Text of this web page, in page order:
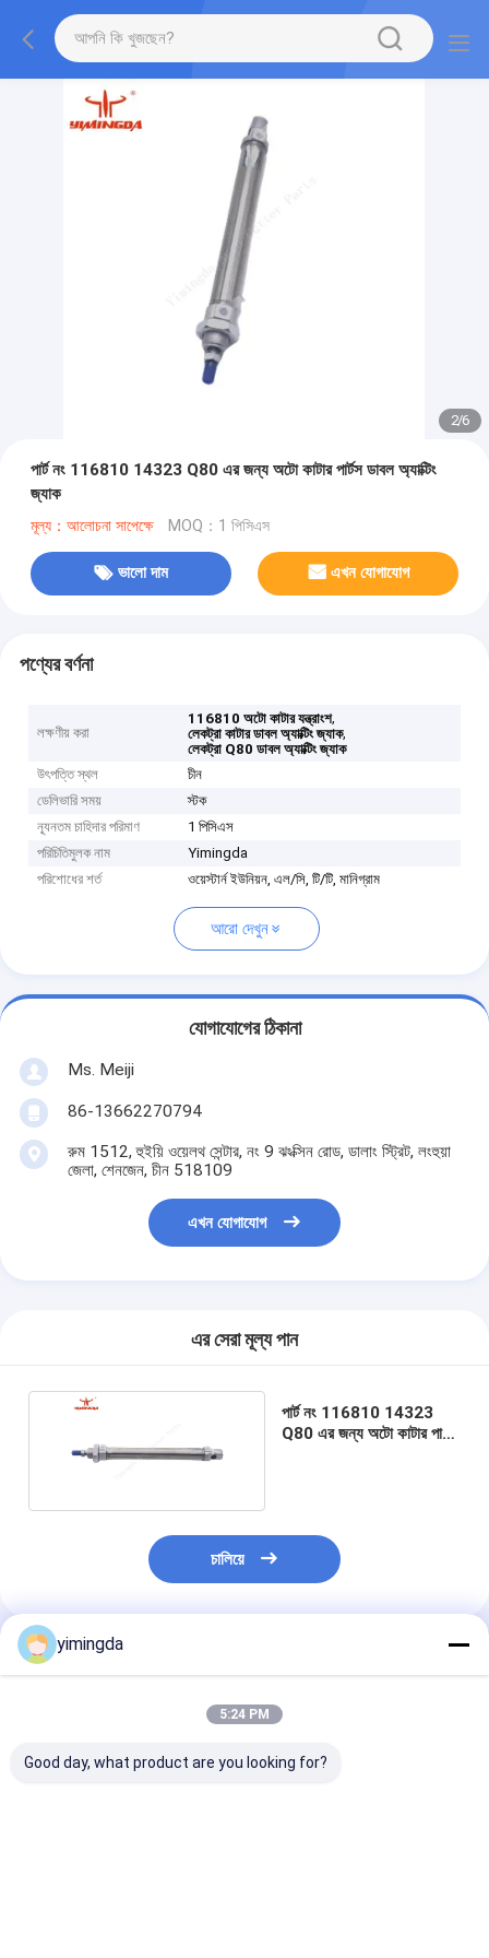
2/6
পার্ট নং 116810 14323 Q80 এর জন্য অটো কাটার পার্টস ডাবল অ্যাক্টিং
জ্যাক
মূল্য：আলোচনা সাপেক্ষে MOQ：1 পিসিএস
ভালো দাম এখন যোগাযোগ
পণ্যের বর্ণনা
লক্ষণীয় করা
116810 অটো কাটার যন্ত্রাংশ,
লেকট্রা কাটার ডাবল অ্যাক্টিং জ্যাক,
লেকট্রা Q80 ডাবল অ্যাক্টিং জ্যাক
উৎপত্তি স্থল
চীন
ডেলিভারি সময়
স্টক
ন্যূনতম চাহিদার পরিমাণ
1 পিসিএস
পরিচিতিমুলক নাম
Yimingda
পরিশোধের শর্ত
ওয়েস্টার্ন ইউনিয়ন, এল/সি, টি/টি, মানিগ্রাম
আরো দেখুন
যোগাযোগের ঠিকানা
Ms. Meiji
86-13662270794
রুম 1512, হুইয়ি ওয়েলথ সেন্টার, নং 9 ঝংক্সিন রোড, ডালাং স্ট্রিট, লংহুয়া
জেলা, শেনজেন, চীন 518109
এখন যোগাযোগ
এর সেরা মূল্য পান
পার্ট নং 116810 14323
Q80 এর জন্য অটো কাটার পার্টস
চালিয়ে
প্রস্তাবিত পণ্য
yimingda
5:24 PM
Good day, what product are you looking for?